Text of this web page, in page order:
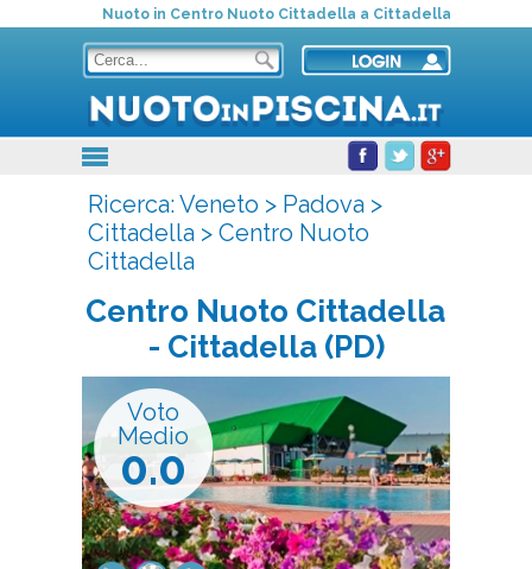
Nuoto in Centro Nuoto Cittadella a Cittadella
Ricerca:Veneto > Padova>
Cittadella> Centro Nuoto
Cittadella
Centro Nuoto Cittadella
- Cittadella (PD)
Voto
Medio
0.0